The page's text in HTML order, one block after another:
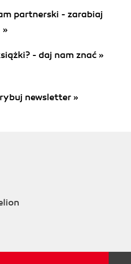
partnerski - zarabiaj
»
- daj nam znać »
newsletter »